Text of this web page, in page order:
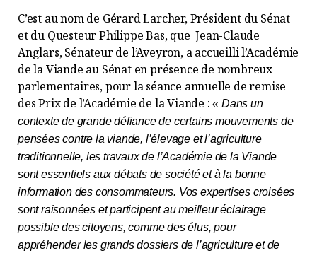
C’est au nom de Gérard Larcher, Président du Sénat
et du Questeur Philippe Bas, que Jean-Claude
Anglars, Sénateur de l’Aveyron, a accueilli l’Académie
de la Viande au Sénat en présence de nombreux
parlementaires, pour la séance annuelle de remise
des Prix de l’Académie de la Viande :« Dans un
contexte de grande défiance de certains mouvements de
pensées contre la viande, l’élevage et l’agriculture
traditionnelle, les travaux de l’Académie de la Viande
sont essentiels aux débats de société et à la bonne
information des consommateurs. Vos expertises croisées
sont raisonnées et participent au meilleur éclairage
possible des citoyens, comme des élus, pour
appréhender les grands dossiers de l’agriculture et de